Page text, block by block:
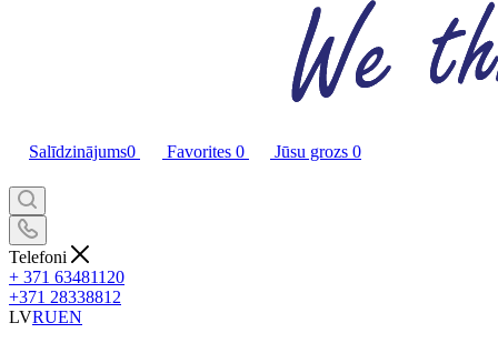
Salīdzinājums0 Favorites 0 Jūsu grozs 0
Telefoni
+ 371 63481120
+371 28338812
LVRUEN